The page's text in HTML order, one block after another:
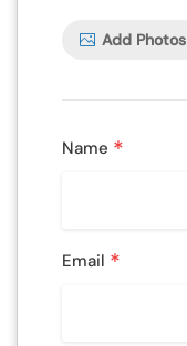
Add Photos
Name *
Email *